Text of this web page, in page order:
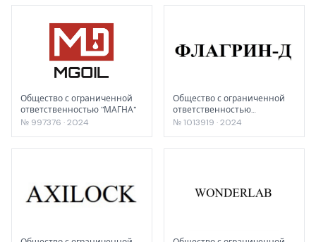
Общество с ограниченной
ответственностью "МАГНА"
№ 997376 · 2024
Общество с ограниченной
ответственностью
«Торговый дом БИОНИКА»
№ 1013919 · 2024